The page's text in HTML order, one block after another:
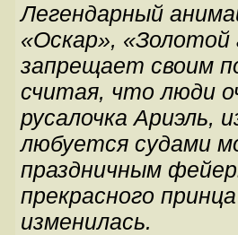
Легендарный
«Оскар», «Золотой
запрещает своим
считая, что люди
русалочка Ариэль,
любуется судами
праздничным
прекрасного
изменилась.